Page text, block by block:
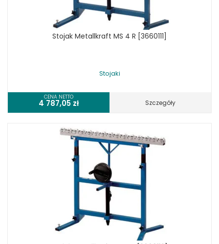
Stojak Metallkraft MS 4 R [3660111]
Stojaki
CENA NETTO
4 787,05 zł Szczegóły